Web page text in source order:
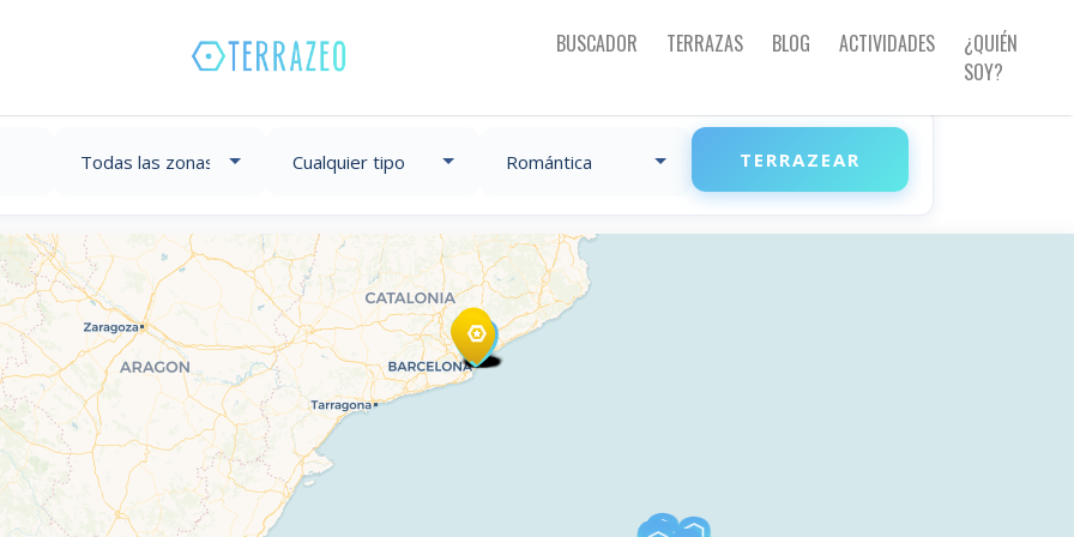
BUSCADOR TERRAZAS BLOG ACTIVIDADES
¿QUIÉN
SOY?
TERRAZEAR